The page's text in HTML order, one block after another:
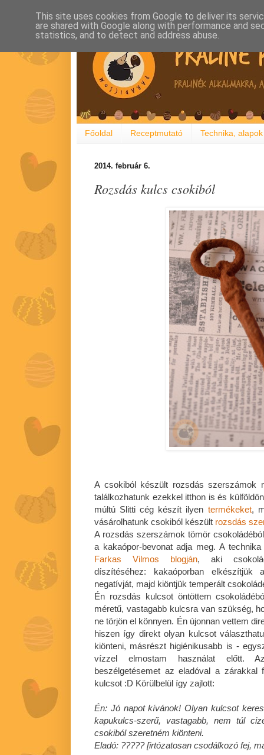
Főoldal Receptmutató Technika, alapok
2014. február 6.
Rozsdás kulcs csokiból
A csokiból készült rozsdás szerszámok
találkozhatunk ezekkel itthon is és
múltú Slitti cég készít ilyen termékeket,
vásárolhatunk csokiból készült rozsdás
A rozsdás szerszámok tömör
a kakaópor-bevonat adja meg. A
Farkas Vilmos blogján, aki
díszítéséhez: kakaóporban
negatívját, majd kiöntjük temperált
Én rozsdás kulcsot öntöttem
méretű, vastagabb kulcsra van szükség,
ne törjön el könnyen. Én újonnan vettem
hiszen így direkt olyan kulcsot
kiönteni, másrészt higiénikusabb is -
vízzel elmostam használat előtt.
beszélgetésemet az eladóval a zárakkal
kulcsot :D Körülbelül így zajlott:
Én: Jó napot kívánok! Olyan kulcsot
kapukulcs-szerű, vastagabb, nem túl
csokiból szeretném kiönteni.
Eladó: ????? [irtózatosan csodálkozó fej,
This site uses cookies from Google to deliver its
are shared with Google along with performance and
statistics, and to detect and address abuse.